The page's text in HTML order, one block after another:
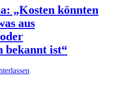
„Kosten könnten
aus
bekannt ist“